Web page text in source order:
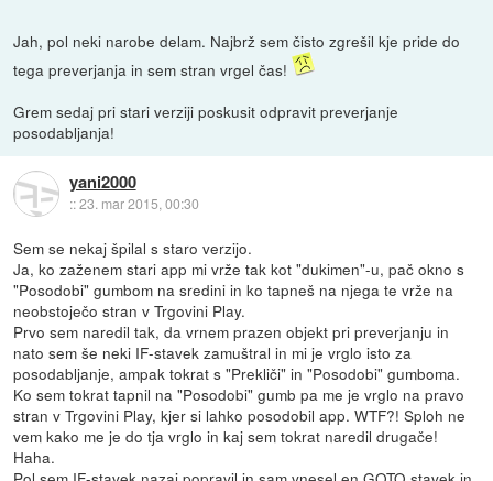
Jah, pol neki narobe delam. Najbrž sem čisto zgrešil kje pride do
tega preverjanja in sem stran vrgel čas!
Grem sedaj pri stari verziji poskusit odpravit preverjanje
posodabljanja!
yani2000
::23. mar 2015, 00:30
Sem se nekaj špilal s staro verzijo.
Ja, ko zaženem stari app mi vrže tak kot "dukimen"-u, pač okno s
"Posodobi" gumbom na sredini in ko tapneš na njega te vrže na
neobstoječo stran v Trgovini Play.
Prvo sem naredil tak, da vrnem prazen objekt pri preverjanju in
nato sem še neki IF-stavek zamuštral in mi je vrglo isto za
posodabljanje, ampak tokrat s "Prekliči" in "Posodobi" gumboma.
Ko sem tokrat tapnil na "Posodobi" gumb pa me je vrglo na pravo
stran v Trgovini Play, kjer si lahko posodobil app. WTF?! Sploh ne
vem kako me je do tja vrglo in kaj sem tokrat naredil drugače!
Haha.